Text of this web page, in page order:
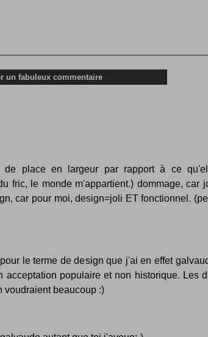
de place en largeur par rapport à ce
fric, le monde m'appartient.) dommage, car
car pour moi, design=joli ET fonctionnel.
le terme de design que j'ai en effet
acceptation populaire et non historique. Les
voudraient beaucoup :)